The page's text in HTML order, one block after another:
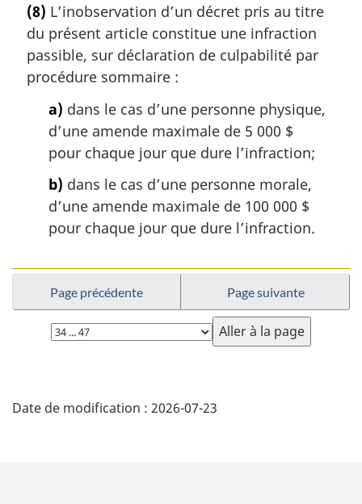
n
a
e
:
t
e
m
a
r
(8) L’inobservation d’un décret pris au titre
du présent article constitue une infraction
passible, sur déclaration de culpabilité par
procédure sommaire :
a) dans le cas d’une personne physique,
d’une amende maximale de 5 000 $
pour chaque jour que dure l’infraction;
b) dans le cas d’une personne morale,
d’une amende maximale de 100 000 $
pour chaque jour que dure l’infraction.
Page précédente Page suivante
Choisissez
la
é
Date de modification : 2026-07-23